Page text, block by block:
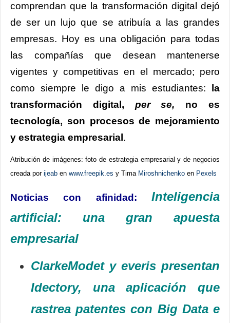
comprendan que la transformación digital dejó
de ser un lujo que se atribuía a las grandes
empresas. Hoy es una obligación para todas
las compañías que desean mantenerse
vigentes y competitivas en el mercado; pero
como siempre le digo a mis estudiantes:
la
transformación digital, per se, no es
tecnología, son procesos de mejoramiento
y estrategia empresarial .
Atribución de imágenes: foto de estrategia empresarial y de negocios
creada por ijeab en www.freepik.es y Tima Miroshnichenko en Pexels
Noticias con afinidad: Inteligencia
artificial: una gran apuesta
empresarial
ClarkeModet y everis presentan
Idectory, una aplicación que
rastrea patentes con Big Data e